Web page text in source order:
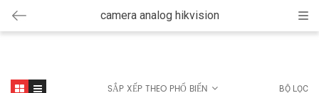
camera analog hikvision
SẮP XẾP THEO PHỔ BIẾN BỘ LỌC